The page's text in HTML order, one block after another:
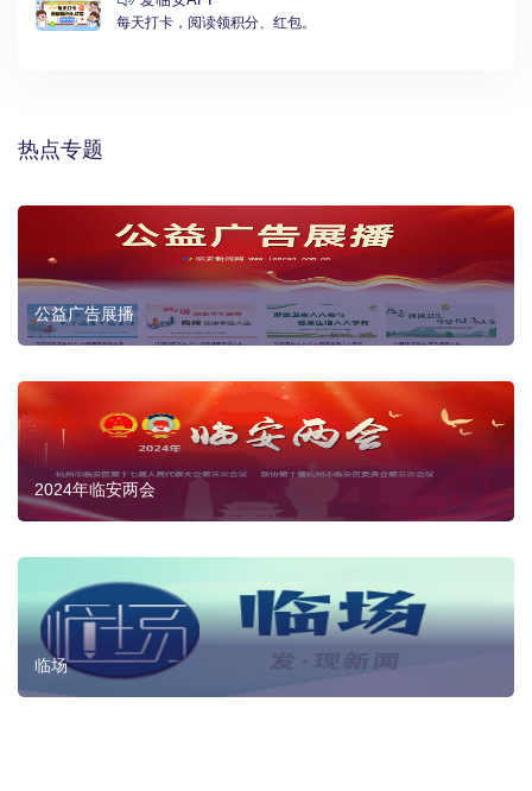
每天打卡，阅读领积分、红包。
热点专题
公益广告展播
2024年临安两会
临场